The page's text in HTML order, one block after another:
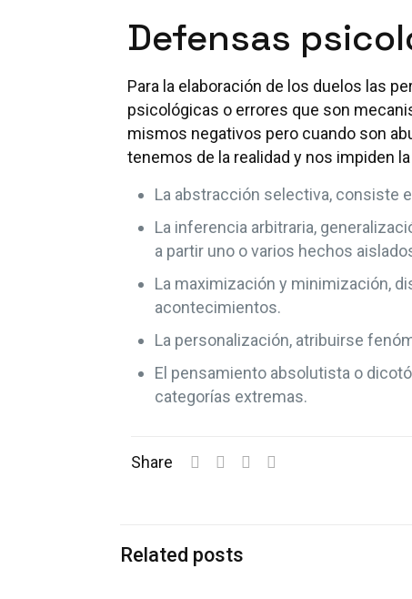
Defensas
Para la elaboración de los duelos las
psicológicas o errores que son
mismos negativos pero cuando son
tenemos de la realidad y nos impiden
La abstracción selectiva, consiste
La inferencia arbitraria,
a partir uno o varios hechos
La maximización y minimización,
acontecimientos.
La personalización, atribuirse
El pensamiento absolutista o
categorías extremas.
Share
Related posts